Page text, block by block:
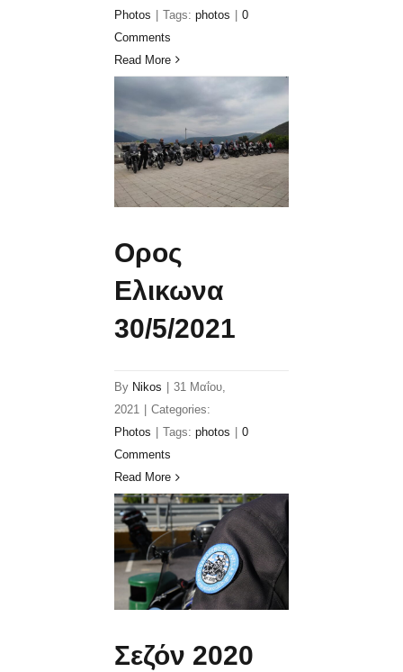
Photos | Tags: photos | 0
Comments
Read More
Ορος
Ελικωνα
30/5/2021
By Nikos
31 Μαΐου,
2021
Categories:
Photos
Tags: photos
0
Comments
Read More
Σεζόν 2020